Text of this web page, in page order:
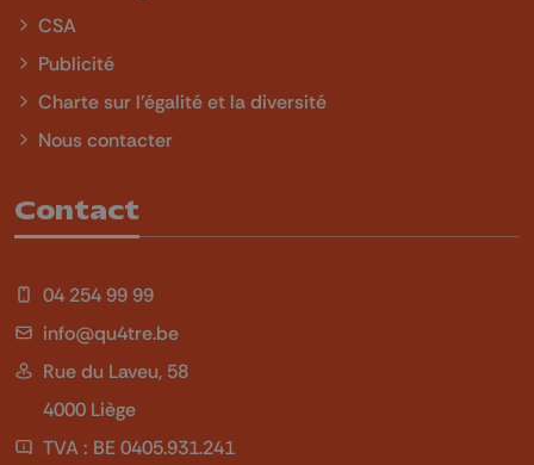
CSA
Publicité
Charte sur l'égalité et la diversité
Nous contacter
Contact
04 254 99 99
info@qu4tre.be
Rue du Laveu, 58
4000 Liège
TVA : BE 0405.931.241